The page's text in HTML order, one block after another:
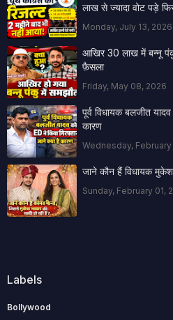
लाख से ज्यादा वोट पड़े
Monday, July 13, 2026
आखिर 30 लाख में बन्नू
फ़ैसला
Friday, May 08, 2026
पूर्व विधायक बलजीत
कारण
Wednesday,
जाने कौन हैं विधायक मुकेश
Sunday, February 01,
Labels
Bollywood